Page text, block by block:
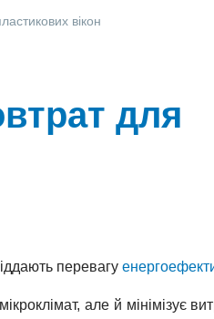
вікон
для
перевагу
але й мінімізує